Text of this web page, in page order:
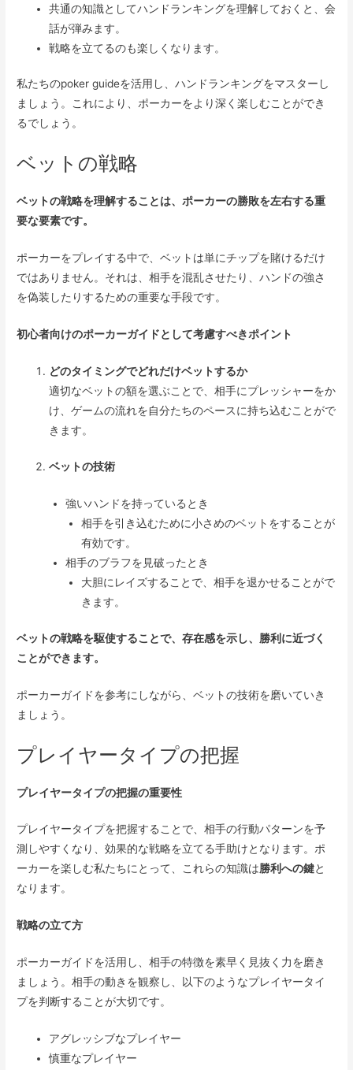
共通の知識としてハンドランキングを理解しておくと、会
話が弾みます。
戦略を立てるのも楽しくなります。
私たちのpoker guideを活用し、ハンドランキングをマスターし
ましょう。これにより、ポーカーをより深く楽しむことができ
るでしょう。
ベットの戦略
ベットの戦略を理解することは、ポーカーの勝敗を左右する重
要な要素です。
ポーカーをプレイする中で、ベットは単にチップを賭けるだけ
ではありません。それは、相手を混乱させたり、ハンドの強さ
を偽装したりするための重要な手段です。
初心者向けのポーカーガイドとして考慮すべきポイント
どのタイミングでどれだけベットするか
適切なベットの額を選ぶことで、相手にプレッシャーをか
け、ゲームの流れを自分たちのペースに持ち込むことがで
きます。
ベットの技術
強いハンドを持っているとき
相手を引き込むために小さめのベットをすることが
有効です。
相手のブラフを見破ったとき
大胆にレイズすることで、相手を退かせることがで
きます。
ベットの戦略を駆使することで、存在感を示し、勝利に近づく
ことができます。
ポーカーガイドを参考にしながら、ベットの技術を磨いていき
ましょう。
プレイヤータイプの把握
プレイヤータイプの把握の重要性
プレイヤータイプを把握することで、相手の行動パターンを予
測しやすくなり、効果的な戦略を立てる手助けとなります。ポ
ーカーを楽しむ私たちにとって、これらの知識は勝利への鍵と
なります。
戦略の立て方
ポーカーガイドを活用し、相手の特徴を素早く見抜く力を磨き
ましょう。相手の動きを観察し、以下のようなプレイヤータイ
プを判断することが大切です。
アグレッシブなプレイヤー
慎重なプレイヤー